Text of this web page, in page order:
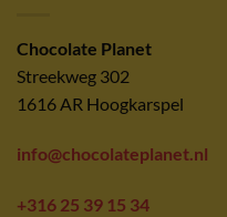
Chocolate Planet
Streekweg 302
1616 AR Hoogkarspel
info@chocolateplanet.nl
+316 25 39 15 34